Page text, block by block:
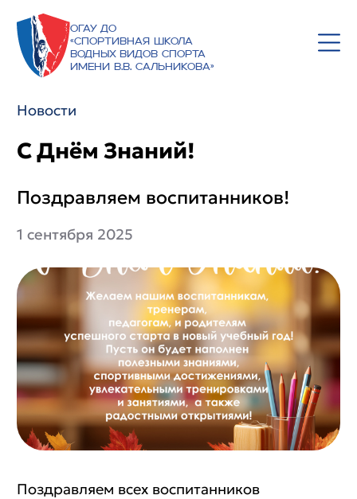
ОГАУ ДО
«Спортивная школа
водных видов спорта
имени В.В. Сальникова»
Новости
С Днём Знаний!
Поздравляем воспитанников!
1 сентября 2025
Поздравляем всех воспитанников